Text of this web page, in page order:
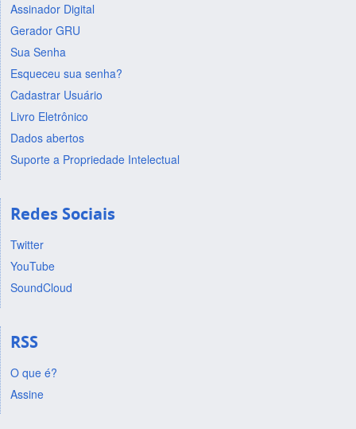
Assinador Digital
Gerador GRU
Sua Senha
Esqueceu sua senha?
Cadastrar Usuário
Livro Eletrônico
Dados abertos
Suporte a Propriedade Intelectual
Redes Sociais
Twitter
YouTube
SoundCloud
RSS
O que é?
Assine